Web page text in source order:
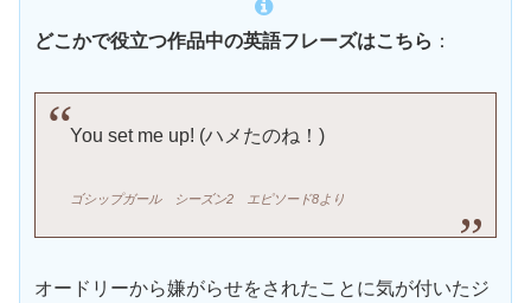
どこかで役立つ作品中の英語フレーズはこちら ：
You set me up! (ハメたのね！)
ゴシップガールシーズン2 エピソード8より
オードリーから嫌がらせをされたことに気が付いたジ